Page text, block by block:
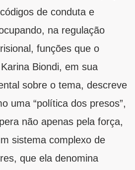
de conduta e
na regulação
funções que o
Biondi, em sua
sobre o tema, descreve
uma “política dos presos”,
não apenas pela força,
sistema complexo de
que ela denomina